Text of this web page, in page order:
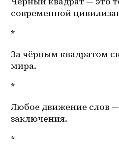
современной
*
За чёрным квадратом
мира.
*
Любое движение слов
заключения.
*